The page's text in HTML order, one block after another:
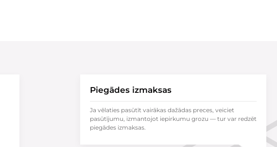
Piegādes izmaksas
Ja vēlaties pasūtīt vairākas dažādas preces, veiciet
pasūtījumu, izmantojot iepirkumu grozu — tur var redzēt
piegādes izmaksas.